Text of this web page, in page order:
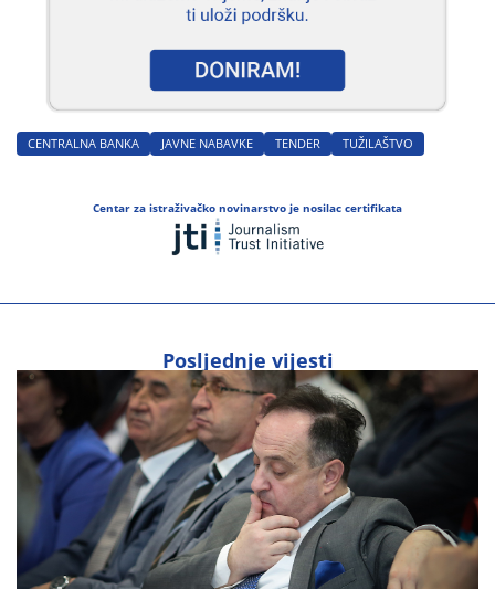
CENTRALNA BANKA JAVNE NABAVKE TENDER TUŽILAŠTVO
Centar za istraživačko novinarstvo je nosilac certifikata
Posljednje vijesti